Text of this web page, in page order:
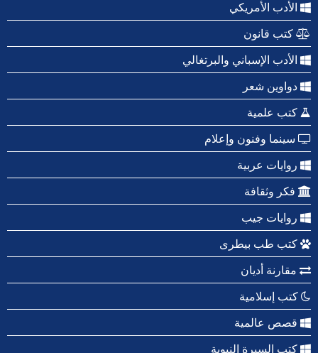
الأدب الأمريكي
كتب قانون
الأدب الإسباني والبرتغالي
دواوين شعر
كتب علمية
سينما وفنون وإعلام
روايات عربية
فكر وثقافة
روايات جيب
كتب طب بيطرى
مقارنة أديان
كتب إسلامية
قصص عالمية
كتب السيرة النبوية